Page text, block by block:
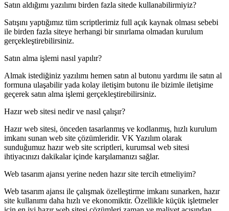
Satın aldığımı yazılımı birden fazla sitede kullanabilirmiyiz?
Satışını yaptığımız tüm scriptlerimiz full açık kaynak olması sebebi
ile birden fazla siteye herhangi bir sınırlama olmadan kurulum
gerçekleştirebilirsiniz.
Satın alma işlemi nasıl yapılır?
Almak istediğiniz yazılımı hemen satın al butonu yardımı ile satın al
formuna ulaşabilir yada kolay iletişim butonu ile bizimle iletişime
geçerek satın alma işlemi gerçekleştirebilirsiniz.
Hazır web sitesi nedir ve nasıl çalışır?
Hazır web sitesi, önceden tasarlanmış ve kodlanmış, hızlı kurulum
imkanı sunan web site çözümleridir. VK Yazılım olarak
sunduğumuz hazır web site scriptleri, kurumsal web sitesi
ihtiyacınızı dakikalar içinde karşılamanızı sağlar.
Web tasarım ajansı yerine neden hazır site tercih etmeliyim?
Web tasarım ajansı ile çalışmak özelleştirme imkanı sunarken, hazır
site kullanımı daha hızlı ve ekonomiktir. Özellikle küçük işletmeler